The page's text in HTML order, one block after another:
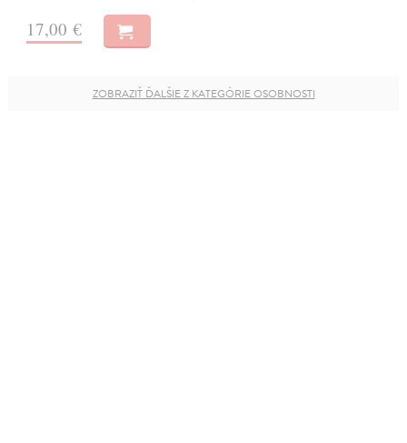
17,00 €
ZOBRAZIŤ ĎALŠIE Z KATEGÓRIE OSOBNOSTI